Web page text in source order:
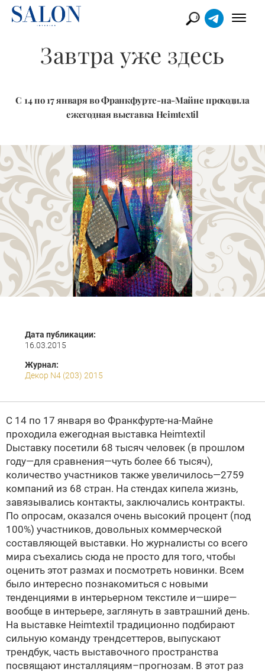
Завтра уже здесь
С 14 по 17 января во Франкфурте-на-Майне проходила
ежегодная выставка Heimtextil
Дата публикации:
16.03.2015
Журнал:
Декор N4 (203) 2015
С 14 по 17 января во Франкфурте-на-Майне
проходила ежегодная выставка Heimtextil
Dыставку посетили 68 тысяч человек (в прошлом
году—для сравнения—чуть более 66 тысяч),
количество участников также увеличилось—2759
компаний из 68 стран. На стендах кипела жизнь,
завязывались контакты, заключались контракты.
По опросам, оказался очень вы­сокий процент (под
100%) участников, довольных коммерческой
составляющей выставки. Но журналисты со всего
мира съехались сюда не просто для того, чтобы
оценить этот размах и посмотреть новинки. Всем
было интересно познакомиться с новыми
тенденциями в интерьерном текстиле и—шире—
вообще в интерьере, заглянуть в завтрашний день.
На выставке Heimtextil традиционно подбирают
сильную команду трендсеттеров, выпускают
трендбук, часть выставочного пространства
посвящают инсталляциям–прогнозам. В этот раз